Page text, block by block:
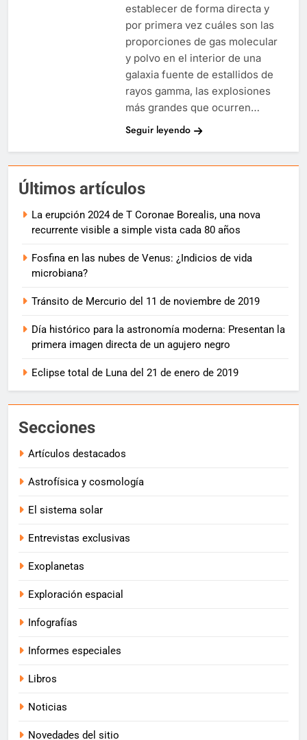
establecer de forma directa y
por primera vez cuáles son las
proporciones de gas molecular
y polvo en el interior de una
galaxia fuente de estallidos de
rayos gamma, las explosiones
más grandes que ocurren…
Seguir leyendo
Últimos artículos
La erupción 2024 de T Coronae Borealis, una nova
recurrente visible a simple vista cada 80 años
Fosfina en las nubes de Venus: ¿Indicios de vida
microbiana?
Tránsito de Mercurio del 11 de noviembre de 2019
Día histórico para la astronomía moderna: Presentan la
primera imagen directa de un agujero negro
Eclipse total de Luna del 21 de enero de 2019
Secciones
Artículos destacados
Astrofísica y cosmología
El sistema solar
Entrevistas exclusivas
Exoplanetas
Exploración espacial
Infografías
Informes especiales
Libros
Noticias
Novedades del sitio